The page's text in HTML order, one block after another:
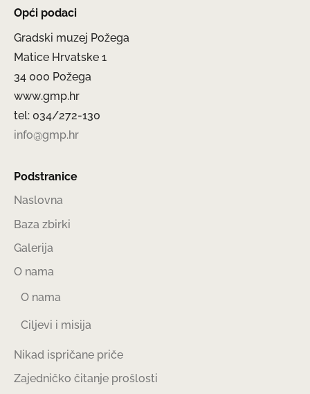
Opći podaci
Gradski muzej Požega
Matice Hrvatske 1
34 000 Požega
www.gmp.hr
tel: 034/272-130
info@gmp.hr
Podstranice
Naslovna
Baza zbirki
Galerija
O nama
O nama
Ciljevi i misija
Nikad ispričane priče
Zajedničko čitanje prošlosti